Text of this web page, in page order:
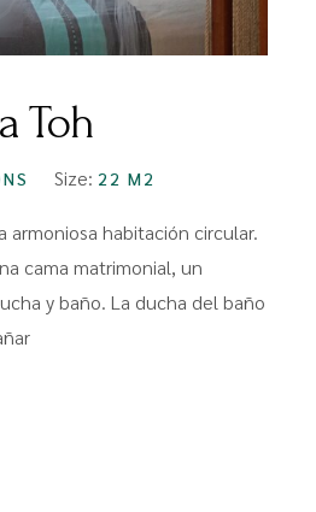
Toh
Size: 22 M2
armoniosa habitación circular.
cama matrimonial, un
y baño. La ducha del baño